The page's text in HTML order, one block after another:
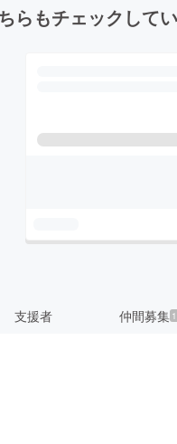
らもチェックして
支援者 仲間募集 1